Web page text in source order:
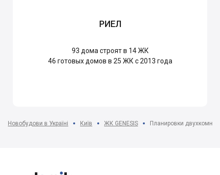
РИЕЛ
93 дома строят в 14 ЖК
46 готовых домов в 25 ЖК с 2013 года
Новобудови в Україні Київ ЖК GENESIS Планировки